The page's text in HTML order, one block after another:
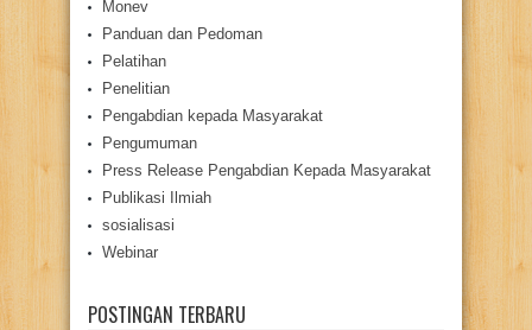
Monev
Panduan dan Pedoman
Pelatihan
Penelitian
Pengabdian kepada Masyarakat
Pengumuman
Press Release Pengabdian Kepada Masyarakat
Publikasi Ilmiah
sosialisasi
Webinar
POSTINGAN TERBARU